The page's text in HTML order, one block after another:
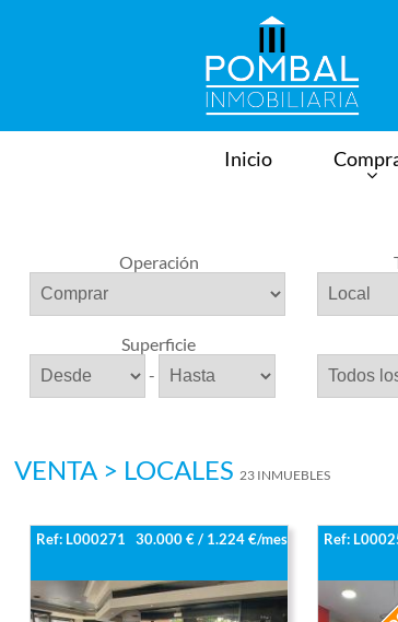
Inicio
Operación
Superficie
-
VENTA > LOCALES 23 INMUEBLES
Ref: L000271 30.000 € / 1.224 €/mes Ref: